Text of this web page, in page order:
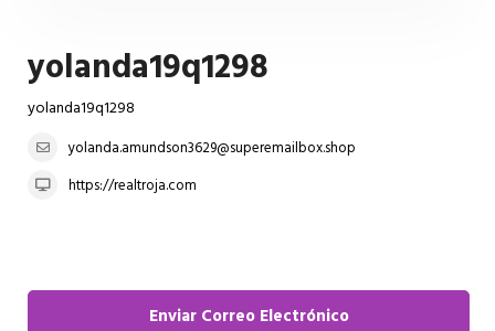
yolanda19q1298
yolanda19q1298
yolanda.amundson3629@superemailbox.shop
https://realtroja.com
Enviar Correo Electrónico